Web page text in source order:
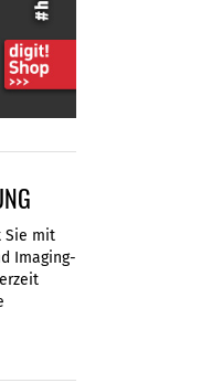
Sie mit
Imaging-